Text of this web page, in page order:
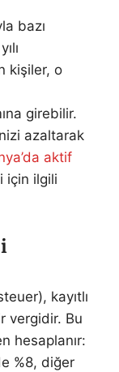
bazı
kişiler, o
girebilir.
azaltarak
aktif
için ilgili
kayıtlı
vergidir. Bu
hesaplanır:
%8, diğer